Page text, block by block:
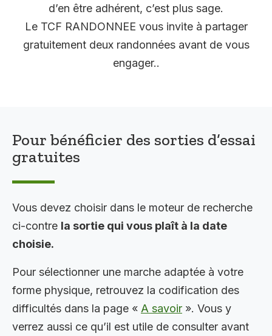
d’en être adhérent, c’est plus sage.
Le TCF RANDONNEE vous invite à partager
gratuitement deux randonnées avant de vous
engager..
Pour bénéficier des sorties d’essai
gratuites
Vous devez choisir dans le moteur de recherche
ci-contre la sortie qui vous plaît à la date
choisie.
Pour sélectionner une marche adaptée à votre
forme physique, retrouvez la codification des
difficultés dans la page « A savoir ». Vous y
verrez aussi ce qu’il est utile de consulter avant